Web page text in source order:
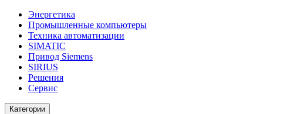
Энергетика
Промышленные компьютеры
Техника автоматизации
SIMATIC
Привод Siemens
SIRIUS
Решения
Сервис
Категории